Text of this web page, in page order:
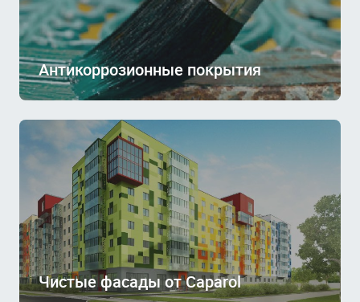
Антикоррозионные покрытия
Чистые фасады от Caparol